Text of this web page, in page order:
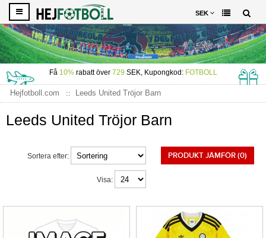
SEK
Få 10%rabatt över 729 SEK, Kupongkod: FOTBOLL
Hejfotboll.com Leeds United Tröjor Barn
Leeds United Tröjor Barn
PRODUKT JÄMFÖR (0)
Sortera efter:
Visa: